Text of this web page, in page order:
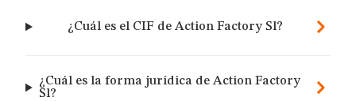
¿Cuál es el CIF de Action Factory Sl?
¿Cuál es la forma jurídica de Action Factory
Sl?